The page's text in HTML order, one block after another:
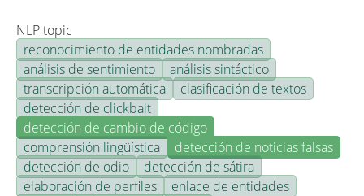
NLP topic
reconocimiento de entidades nombradas
análisis de sentimiento
análisis sintáctico
transcripción automática
clasificación de textos
detección de clickbait
detección de cambio de código
comprensión lingüística
detección de noticias falsas
detección de odio
detección de sátira
elaboración de perfiles
enlace de entidades